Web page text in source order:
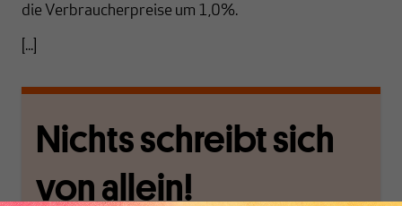
die Verbraucherpreise um 1,0%.
[...]
Nichts schreibt sich
von allein!